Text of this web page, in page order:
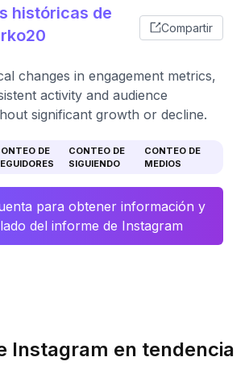
históricas de
Compartir
changes in engagement metrics,
activity and audience
significant growth or decline.
DE
CONTEO DE
SIGUIENDO
CONTEO DE
MEDIOS
para obtener información y
del informe de Instagram
Instagram en tendencia